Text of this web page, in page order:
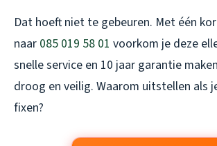
Dat hoeft niet te gebeuren. Met één
naar 085 019 58 01 voorkom je deze
snelle service en 10 jaar garantie
droog en veilig. Waarom uitstellen als
fixen?